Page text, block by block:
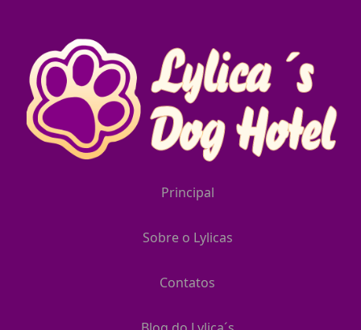
Principal
Sobre o Lylicas
Contatos